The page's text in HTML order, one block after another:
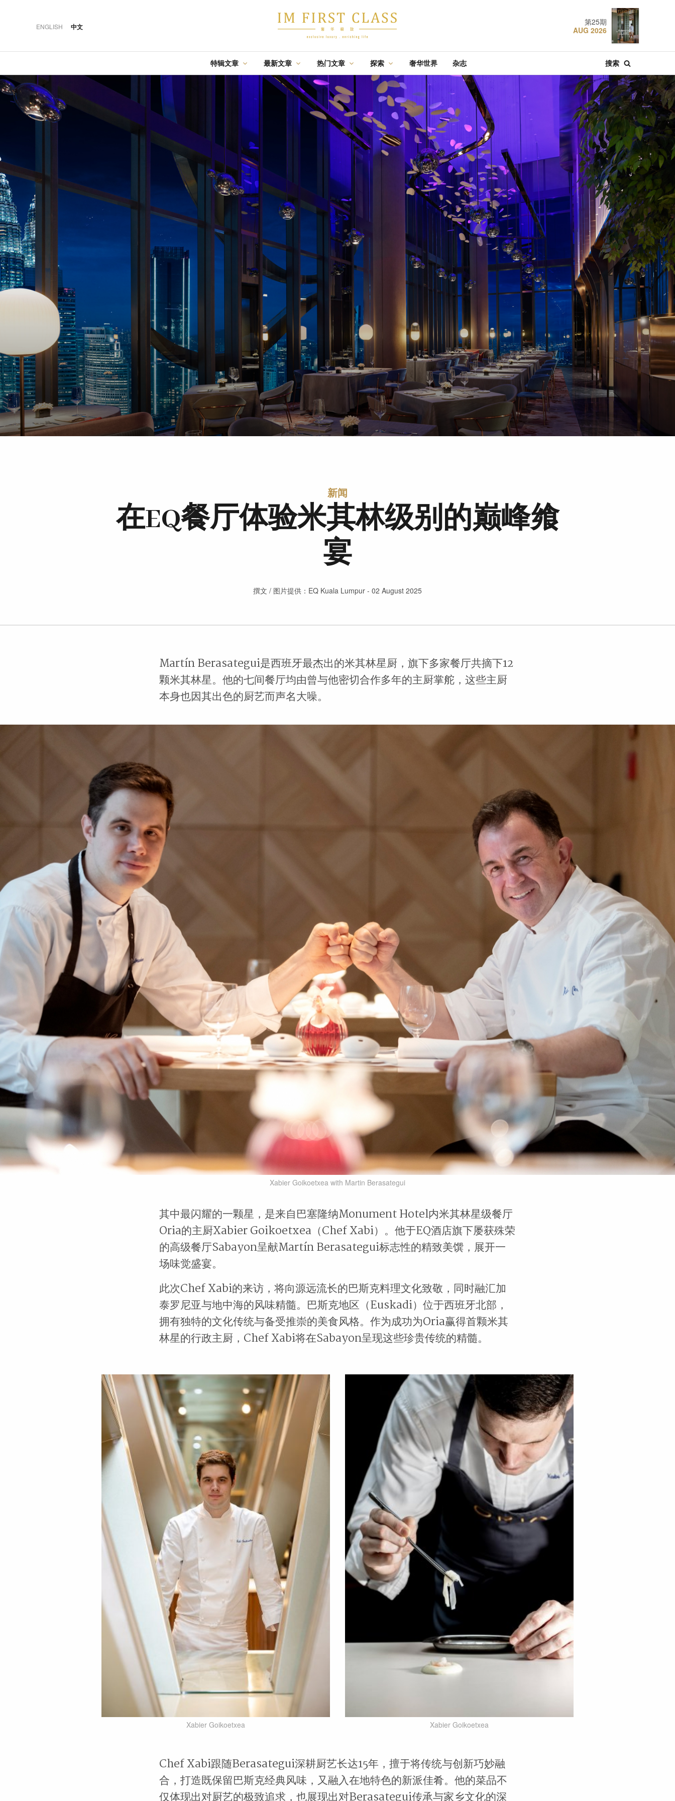
ENGLISH 中文
第25期
AUG 2026
特辑文章
12 MAR 2026
澳大利亚荣登“最佳城
市”榜首
特辑文章 02 OCT 2025
台北：一座能组装无
限行程的城市
22 DEC 2024
24 MAY 2024
持瑞士旅行通票春游
特辑文章·14 AUG 2023
与国泰一起跃升您的
生活享受
特辑文章 06 MAR 2023
新加坡航空：空中的
胜利
最新文章
06 AUG 2026
晶华轩：米其林一星
粤菜的极致风雅
推荐·05 AUG 2026
设计奢旅：曼谷丽思
卡尔顿酒店
04 AUG 2026
设计奢旅：曼谷安达
仕酒店
03 AUG 2026
当城市相遇于餐桌：
KL Cocktail Week的联
推荐 31 JUL 2026
设计奢旅：京都帝国
饭店
推荐 30 JUL 2026
设计奢旅：杭州中心
四季酒店
热门文章
20 JUN 2018
2018马赛地C级
特辑文章 13 AUG 2020
马来西亚亲善旅游社
— 2020金榜榜单全马
最佳旅行社
22 JUL 2018
香港W酒店
04 JAN 2021
曼谷湄南河四季酒店:
传奇建筑大师的新力
盛事 19 JUN 2018
G酒店
酒店 19 JAN 2021
张弼士故居: 槟城最具
传奇色彩的蓝屋
探索
航游 佳酿 盛事 时尚 节庆 飛行 酒店
优惠 旅游 舒心 毅际媒体
奢华世界 杂志 搜索
新闻
在EQ餐厅体验米其林级别的巅峰飨
宴
撰文 / 图片提供：EQ Kuala Lumpur - 02 August 2025
Martín Berasategui是西班牙最杰出的米其林星厨，旗下多家餐厅共摘下12
颗米其林星。他的七间餐厅均由曾与他密切合作多年的主厨掌舵，这些主厨
本身也因其出色的厨艺而声名大噪。
Xabier Goikoetxea with Martin Berasategui
其中最闪耀的一颗星，是来自巴塞隆纳Monument Hotel内米其林星级餐厅
Oria的主厨Xabier Goikoetxea（Chef Xabi）。他于EQ酒店旗下屡获殊荣
的高级餐厅Sabayon呈献Martín Berasategui标志性的精致美馔，展开一
场味觉盛宴。
此次Chef Xabi的来访，将向源远流长的巴斯克料理文化致敬，同时融汇加
泰罗尼亚与地中海的风味精髓。巴斯克地区（Euskadi）位于西班牙北部，
拥有独特的文化传统与备受推崇的美食风格。作为成功为Oria赢得首颗米其
林星的行政主厨，Chef Xabi将在Sabayon呈现这些珍贵传统的精髓。
Xabier Goikoetxea Xabier Goikoetxea
Chef Xabi跟随Berasategui深耕厨艺长达15年，擅于将传统与创新巧妙融
合，打造既保留巴斯克经典风味，又融入在地特色的新派佳肴。他的菜品不